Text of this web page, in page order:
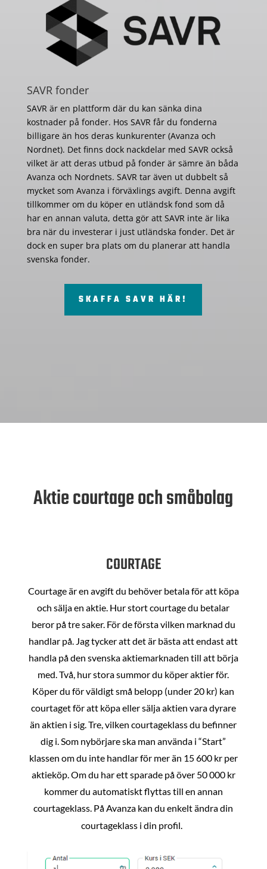
SAVR fonder
SAVR är en plattform där du kan sänka dina
kostnader på fonder. Hos SAVR får du fonderna
billigare än hos deras kunkurenter (Avanza och
Nordnet). Det finns dock nackdelar med SAVR också
vilket är att deras utbud på fonder är sämre än båda
Avanza och Nordnets. SAVR tar även ut dubbelt så
mycket som Avanza i förväxlings avgift. Denna avgift
tillkommer om du köper en utländsk fond som då
har en annan valuta, detta gör att SAVR inte är lika
bra när du investerar i just utländska fonder. Det är
dock en super bra plats om du planerar att handla
svenska fonder.
SKAFFA SAVR HÄR!
Aktie courtage och småbolag
COURTAGE
Courtage är en avgift du behöver betala för att köpa
och sälja en aktie. Hur stort courtage du betalar
beror på tre saker. För de första vilken marknad du
handlar på. Jag tycker att det är bästa att endast att
handla på den svenska aktiemarknaden till att börja
med. Två, hur stora summor du köper aktier för.
Köper du för väldigt små belopp (under 20 kr) kan
courtaget för att köpa eller sälja aktien vara dyrare
än aktien i sig. Tre, vilken courtageklass du befinner
dig i. Som nybörjare ska man använda i “Start”
klassen om du inte handlar för mer än 15 600 kr per
aktieköp. Om du har ett sparade på över 50 000 kr
kommer du automatiskt flyttas till en annan
courtageklass. På Avanza kan du enkelt ändra din
courtageklass i din profil.